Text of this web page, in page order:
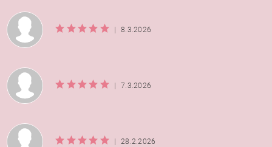
8.3.2026
7.3.2026
28.2.2026